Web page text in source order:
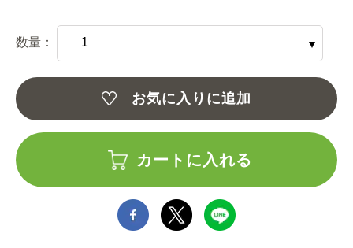
数量：
お気に入りに追加
カートに入れる